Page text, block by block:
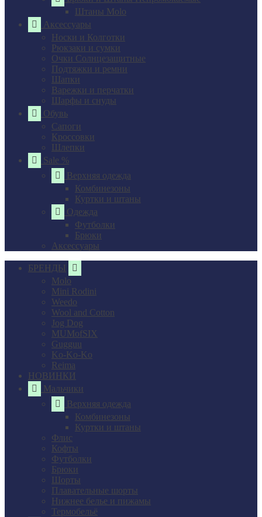
Штаны Molo
Аксессуары
Носки и Колготки
Рюкзаки и сумки
Очки Солнцезащитные
Подтяжки и ремни
Шапки
Варежки и перчатки
Шарфы и снуды
Обувь
Сапоги
Кроссовки
Шлепки
Sale %
Верхняя одежда
Комбинезоны
Куртки и штаны
Одежда
Футболки
Брюки
Аксессуары
БРЕНДЫ
Molo
Mini Rodini
Weedo
Wool and Cotton
Jog Dog
MUMofSIX
Gugguu
Ko-Ko-Ko
Reima
НОВИНКИ
Мальчики
Верхняя одежда
Комбинезоны
Куртки и штаны
Флис
Кофты
Футболки
Брюки
Шорты
Плавательные шорты
Нижнее белье и пижамы
Термобельё